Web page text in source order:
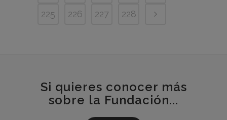
225
226 227 228
Si quieres conocer más
sobre la Fundación...